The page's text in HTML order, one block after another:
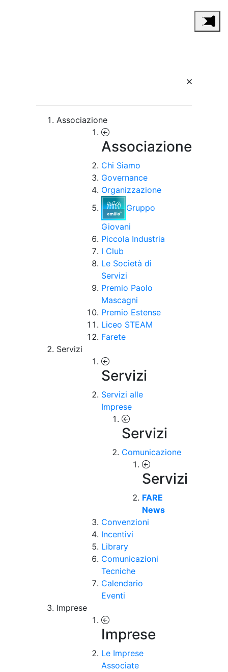
Associazione
Associazione
Chi Siamo
Governance
Organizzazione
Gruppo
Giovani
Piccola Industria
I Club
Le Società di
Servizi
Premio Paolo
Mascagni
Premio Estense
Liceo STEAM
Farete
Servizi
Servizi
Servizi alle
Imprese
Servizi
Comunicazione
Servizi
FARE
News
Convenzioni
Incentivi
Library
Comunicazioni
Tecniche
Calendario
Eventi
Imprese
Imprese
Le Imprese
Associate